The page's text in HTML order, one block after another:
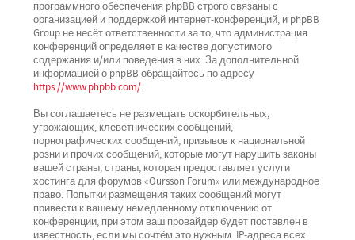
программного обеспечения phpBB строго связаны с
организацией и поддержкой интернет-конференций, и phpBB
Group не несёт ответственности за то, что администрация
конференций определяет в качестве допустимого
содержания и/или поведения в них. За дополнительной
информацией о phpBB обращайтесь по адресу
https://www.phpbb.com/.
Вы соглашаетесь не размещать оскорбительных,
угрожающих, клеветнических сообщений,
порнографических сообщений, призывов к национальной
розни и прочих сообщений, которые могут нарушить законы
вашей страны, страны, которая предоставляет услуги
хостинга для форумов «Oursson Forum» или международное
право. Попытки размещения таких сообщений могут
привести к вашему немедленному отключению от
конференции, при этом ваш провайдер будет поставлен в
известность, если мы сочтём это нужным. IP-адреса всех